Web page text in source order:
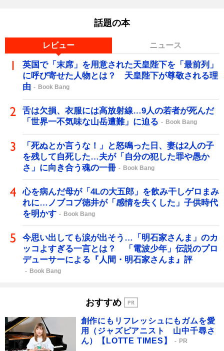
話題の本
レビュー ニュース
英国で「末席」を用意された天皇陛下を「最前列」
に呼び寄せた人物とは？ 天皇陛下が尊敬される理
由
Book Bang
舌は欠損、衣服には高放射線…9人の若者が死んだ
「世界一不気味な山岳遭難」に迫る
Book Bang
「死ぬとか言うな！」と怒鳴った日、妻は2人の子
を残して自死した…夫が「自分の犯した罪や愚か
さ」に向き合う魂の一冊
Book Bang
心を病んだ母が「4Lの大五郎」を飲み干しゲロまみ
れに…ノブコブ徳井が「感情を失くした」子供時代
を明かす
Book Bang
今思い出しても涙が出そう…「明石家さんま」のカ
ッコよすぎる一言とは？ 「電波少年」伝説のプロ
デューサーによる『人間・明石家さんま』評
Book Bang
おすすめ
創作にもリフレッシュにもガムを愛
用（ジャズピアニスト 山中千尋さ
ん）【LOTTE TIMES】
PR